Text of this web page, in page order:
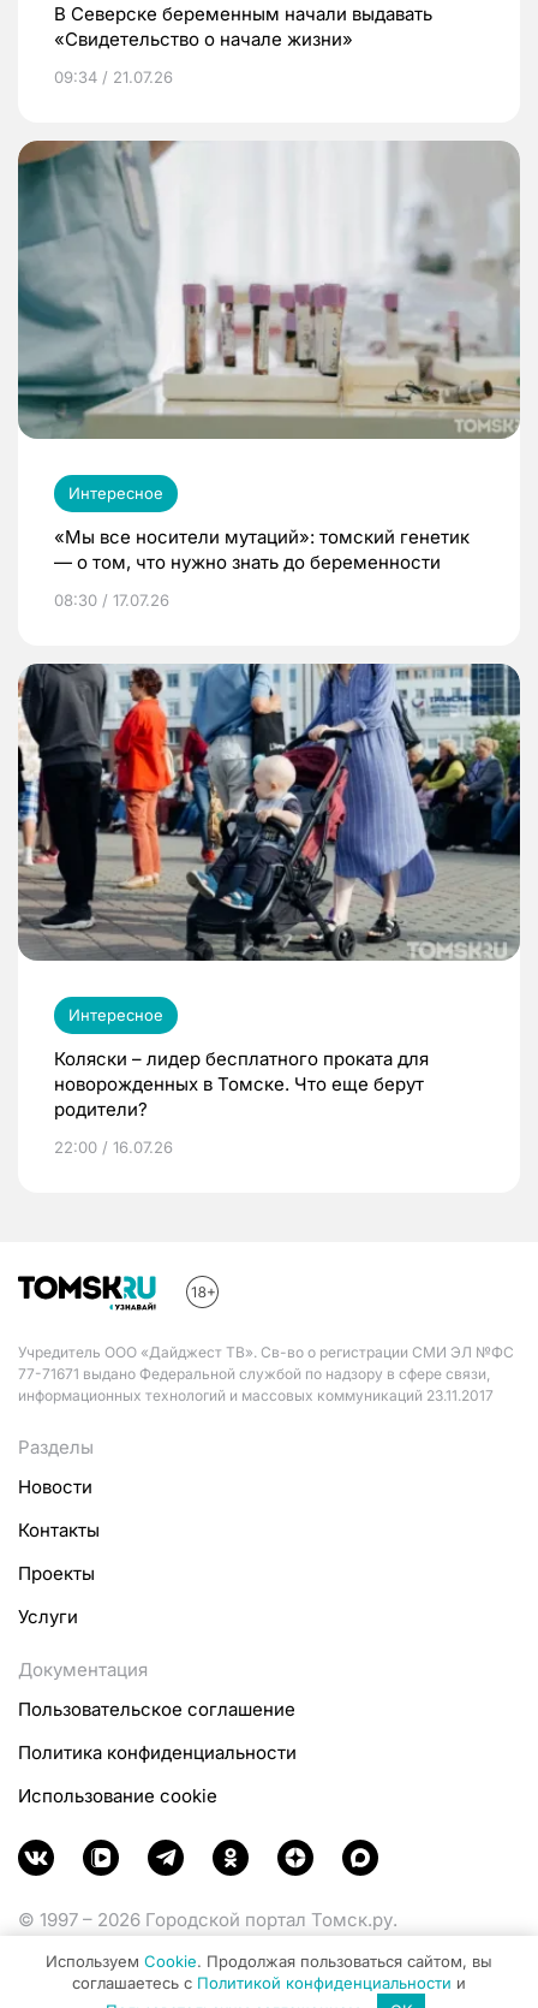
В Северске беременным начали выдавать
«Свидетельство о начале жизни»
09:34 / 21.07.26
Интересное
«Мы все носители мутаций»: томский генетик
— о том, что нужно знать до беременности
08:30 / 17.07.26
Интересное
Коляски – лидер бесплатного проката для
новорожденных в Томске. Что еще берут
родители?
22:00 / 16.07.26
Учредитель ООО «Дайджест ТВ». Св-во о регистрации СМИ ЭЛ №ФС
77-71671 выдано Федеральной службой по надзору в сфере связи,
информационных технологий и массовых коммуникаций 23.11.2017
Разделы
Новости
Контакты
Проекты
Услуги
Документация
Пользовательское соглашение
Политика конфиденциальности
Использование cookie
© 1997 – 2026 Городской портал Томск.ру.
Министерства цифрового развития, связи и массовых
коммуникаций Российской Федерации.
Используем Cookie. Продолжая пользоваться сайтом, вы
соглашаетесь с Политикой конфиденциальности и